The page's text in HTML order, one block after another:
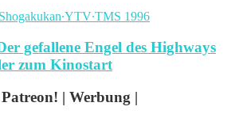
gefallene Engel des Highways
zum Kinostart
| Werbung |